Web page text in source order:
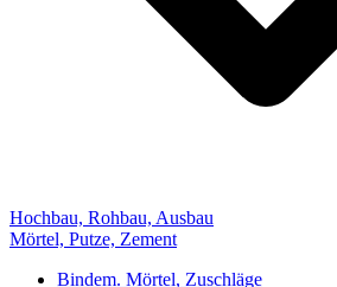
Hochbau, Rohbau, Ausbau
Mörtel, Putze, Zement
Bindem. Mörtel, Zuschläge